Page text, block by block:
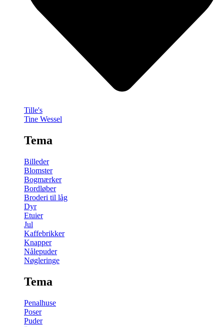
Tille's
Tine Wessel
Tema
Billeder
Blomster
Bogmærker
Bordløber
Broderi til låg
Dyr
Etuier
Jul
Kaffebrikker
Knapper
Nålepuder
Nøgleringe
Tema
Penalhuse
Poser
Puder